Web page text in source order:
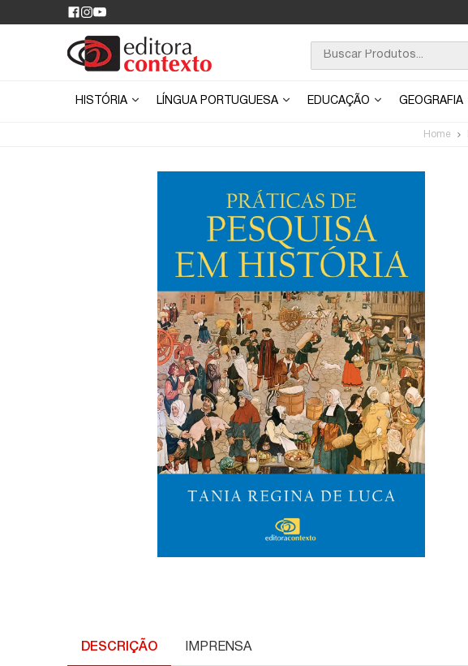
HISTÓRIA LÍNGUA PORTUGUESA EDUCAÇÃO GEOGRAFIA
Home
DESCRIÇÃO IMPRENSA